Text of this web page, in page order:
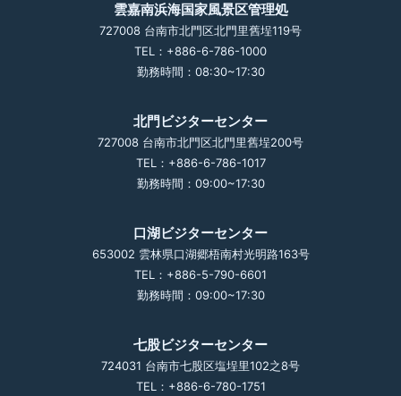
雲嘉南浜海国家風景区管理処
727008 台南市北門区北門里舊埕119号
TEL：+886-6-786-1000
勤務時間：08:30~17:30
北門ビジターセンター
727008 台南市北門区北門里舊埕200号
TEL：+886-6-786-1017
勤務時間：09:00~17:30
口湖ビジターセンター
653002 雲林県口湖郷梧南村光明路163号
TEL：+886-5-790-6601
勤務時間：09:00~17:30
七股ビジターセンター
724031 台南市七股区塩埕里102之8号
TEL：+886-6-780-1751